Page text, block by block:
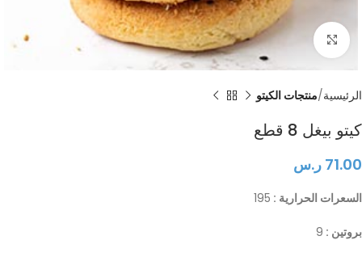
Click to enlarge
الرئيسية منتجات الكيتو
كيتو بيغل 8 قطع
71.00 ر.س
السعرات الحرارية : 195
بروتين : 9